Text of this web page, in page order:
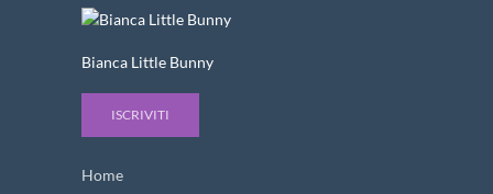
Bianca Little Bunny
ISCRIVITI
Home